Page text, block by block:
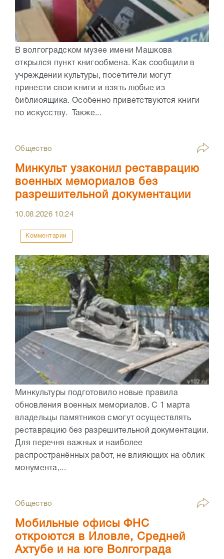
В волгоградском музее имени Машкова
открылся пункт книгообмена. Как сообщили в
учреждении культуры, посетители могут
принести свои книги и взять любые из
библиоящика. Особенно приветствуются книги
по искусству. Также...
Общество
Минкульт узаконил реставрацию
военных мемориалов без
разрешительной документации
10.08.2026 10:24
Комментарии
Минкультуры подготовило новые правила
обновления военных мемориалов. С 1 марта
владельцы памятников смогут осуществлять
реставрацию без разрешительной документации.
Для перечня важных и наиболее
распространённых работ, не влияющих на облик
монумента,...
Общество
Мобильные офисы ФНС
откроются в Иловле, Средней
Ахтубе и на юге Волгограда